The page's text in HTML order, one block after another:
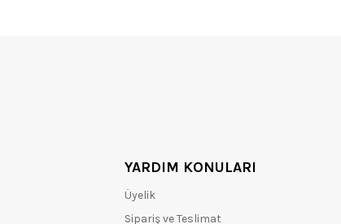
YARDIM KONULARI
Üyelik
Sipariş ve Teslimat